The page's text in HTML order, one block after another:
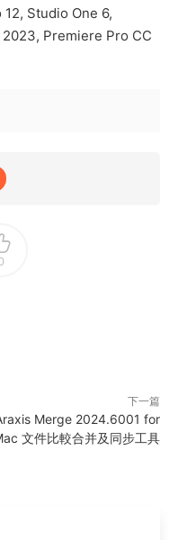
Studio One 6,
2023, Premiere Pro CC
下一篇
Merge 2024.6001 for
文件比較合并及同步工具